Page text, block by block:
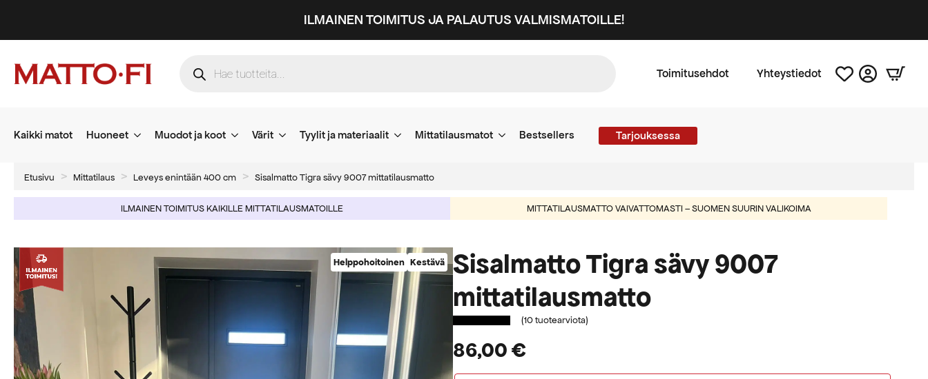
ILMAINEN TOIMITUS JA PALAUTUS VALMISMATOILLE!
search
Toimitusehdot Yhteystiedot
Kaikki matot Huoneet Muodot ja koot Värit Tyylit ja materiaalit Mittatilausmatot Bestsellers Tarjouksessa
Etusivu Mittatilaus Leveys enintään 400 cm Sisalmatto Tigra sävy 9007 mittatilausmatto
ILMAINEN TOIMITUS KAIKILLE MITTATILAUSMATOILLE MITTATILAUSMATTO VAIVATTOMASTI – SUOMEN SUURIN VALIKOIMA
Helppohoitoinen Kestävä
Sisalmatto Tigra sävy 9007
mittatilausmatto
(10tuotearviota)
86,00€